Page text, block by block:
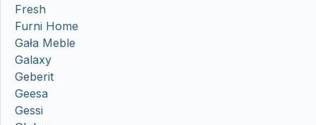
Fresh
Furni Home
Gała Meble
Galaxy
Geberit
Geesa
Gessi